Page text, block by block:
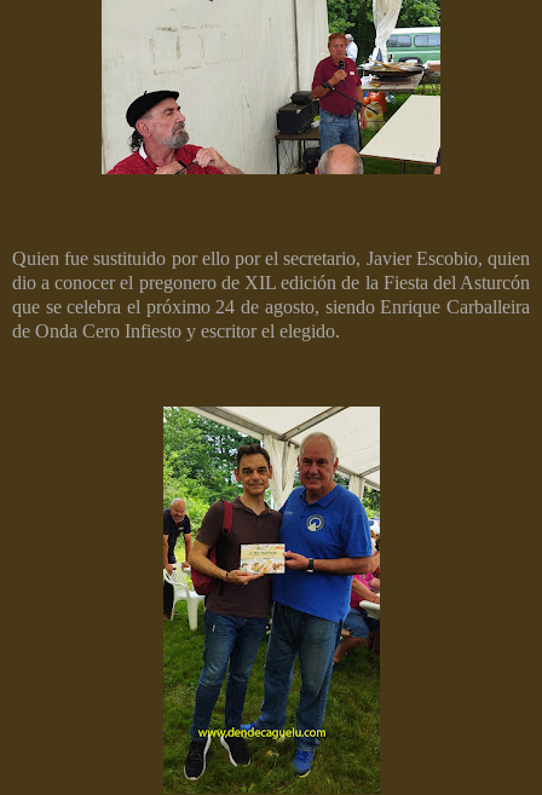
Quien fue sustituido por ello por el secretario, Javier Escobio, quien
dio a conocer el pregonero de XIL edición de la Fiesta del Asturcón
que se celebra el próximo 24 de agosto, siendo Enrique Carballeira
de Onda Cero Infiesto y escritor el elegido.